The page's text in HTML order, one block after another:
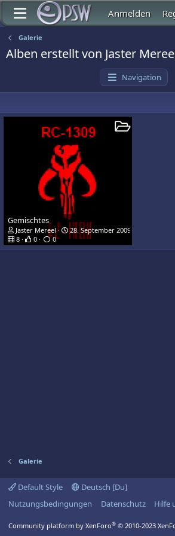
Anmelden
Galerie
Alben erstellt von Jaster
Navigation
Gemischtes
Jaster Mereel
28. September 2009
8
0 0
Galerie
Default Style
Deutsch [Du]
Nutzungsbedingungen
Datenschutz Hilfe
Community platform by XenForo® © 2010-2023